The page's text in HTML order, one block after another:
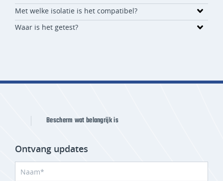
Met welke isolatie is het compatibel?
Waar is het getest?
Bescherm wat belangrijk is
Ontvang updates